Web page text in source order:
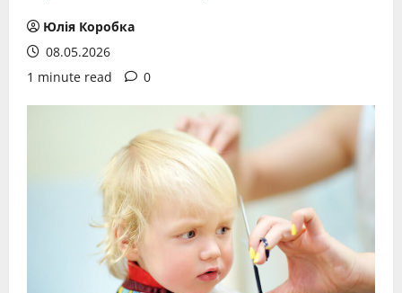
Юлія Коробка
08.05.2026
1 minute read
0